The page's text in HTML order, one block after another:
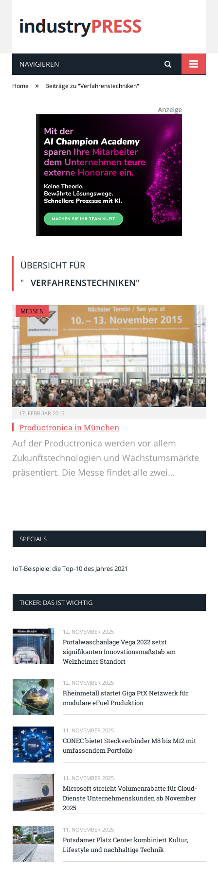
industryPRESS
NAVIGIEREN
Home » Beiträge zu "Verfahrenstechniken"
ÜBERSICHT FÜR
"
VERFAHRENSTECHNIKEN"
MESSEN
17. FEBRUAR 2015
Productronica in München
Auf der Productronica werden vor allem
Zukunftstechnologien und Wachstumsmärkte
präsentiert. Die Messe findet alle zwei…
SPECIALS
IoT-Beispiele: die Top-10 des Jahres 2021
TICKER: DAS IST WICHTIG
12. NOVEMBER 2025
Portalwaschanlage Vega 2022 setzt
signifikanten Innovationsmaßstab am
Welzheimer Standort
12. NOVEMBER 2025
Rheinmetall startet Giga PtX Netzwerk für
modulare eFuel Produktion
11. NOVEMBER 2025
CONEC bietet Steckverbinder M8 bis M12 mit
umfassendem Portfolio
11. NOVEMBER 2025
Microsoft streicht Volumenrabatte für Cloud-
Dienste Unternehmenskunden ab November
2025
11. NOVEMBER 2025
Potsdamer Platz Center kombiniert Kultur,
Lifestyle und nachhaltige Technik